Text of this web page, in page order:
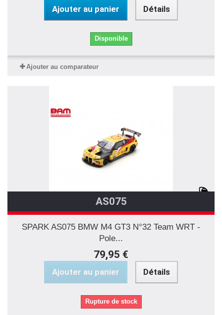
Ajouter au panier Détails
Disponible
Ajouter au comparateur
AS075
SPARK AS075 BMW M4 GT3 N°32 Team WRT -
Pole...
79,95 €
Ajouter au panier Détails
Rupture de stock